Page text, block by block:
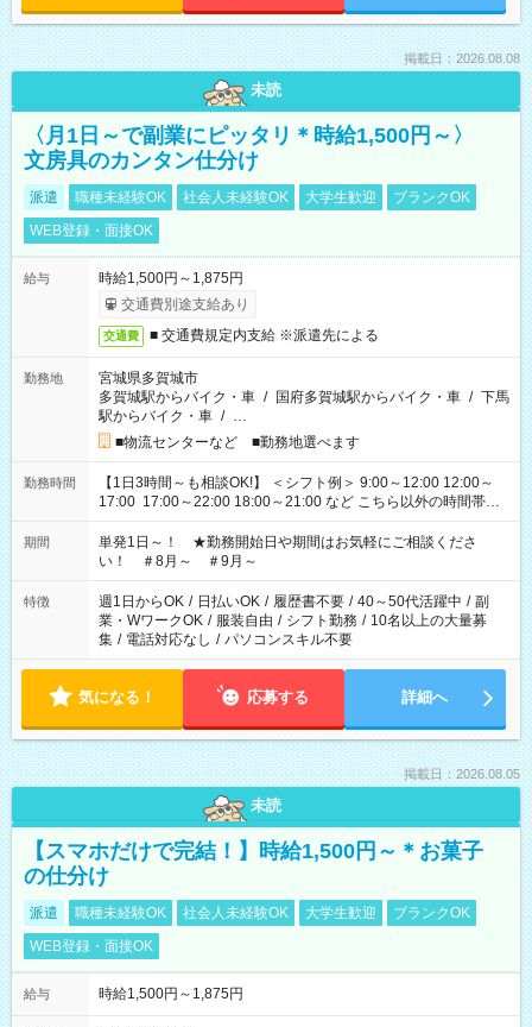
掲載日：2026.08.08
未読
〈月1日～で副業にピッタリ＊時給1,500円～〉
文房具のカンタン仕分け
派遣 職種未経験OK 社会人未経験OK 大学生歓迎
ブランクOK
WEB登録・面接OK
給与
時給1,500円～1,875円
交通費別途支給あり
交通費 ■ 交通費規定内支給 ※派遣先による
勤務地
宮城県多賀城市
多賀城駅からバイク・車 / 国府多賀城駅からバイク・車 / 下馬
駅からバイク・車 / …
■物流センターなど ■勤務地選べます
勤務時間
【1日3時間～も相談OK!】 ＜シフト例＞ 9:00～12:00 12:00～
17:00 17:00～22:00 18:00～21:00 など こちら以外の時間帯も
お気軽にご相談ください！
期間
単発1日～！ ★勤務開始日や期間はお気軽にご相談くださ
い！ ＃8月～ ＃9月～
特徴 週1日からOK / 日払いOK / 履歴書不要 / 40～50代活躍中 / 副
業・WワークOK / 服装自由 / シフト勤務 / 10名以上の大量募
集 / 電話対応なし / パソコンスキル不要
気になる！ 応募する 詳細へ
掲載日：2026.08.05
未読
【スマホだけで完結！】時給1,500円～＊お菓子
の仕分け
派遣 職種未経験OK 社会人未経験OK 大学生歓迎
ブランクOK
WEB登録・面接OK
給与 時給1,500円～1,875円